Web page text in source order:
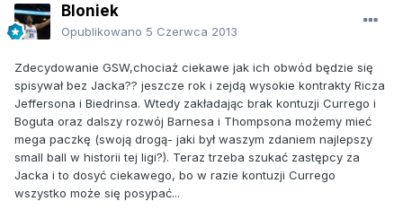
Bloniek
Opublikowano 5 Czerwca 2013
Zdecydowanie GSW,chociaż ciekawe jak ich obwód będzie się
spisywał bez Jacka?? jeszcze rok i zejdą wysokie kontrakty Ricza
Jeffersona i Biedrinsa. Wtedy zakładając brak kontuzji Currego i
Boguta oraz dalszy rozwój Barnesa i Thompsona możemy mieć
mega paczkę (swoją drogą- jaki był waszym zdaniem najlepszy
small ball w historii tej ligi?). Teraz trzeba szukać zastępcy za
Jacka i to dosyć ciekawego, bo w razie kontuzji Currego
wszystko może się posypać...